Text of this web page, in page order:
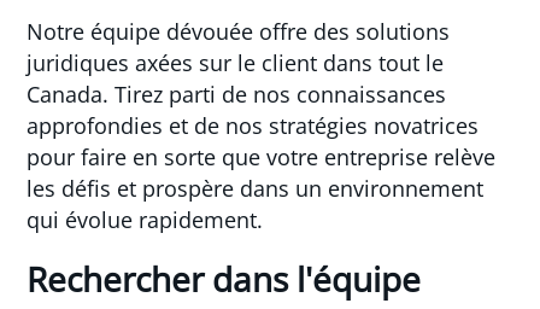
Notre équipe dévouée offre des solutions
juridiques axées sur le client dans tout le
Canada. Tirez parti de nos connaissances
approfondies et de nos stratégies novatrices
pour faire en sorte que votre entreprise relève
les défis et prospère dans un environnement
qui évolue rapidement.
Rechercher dans l'équipe